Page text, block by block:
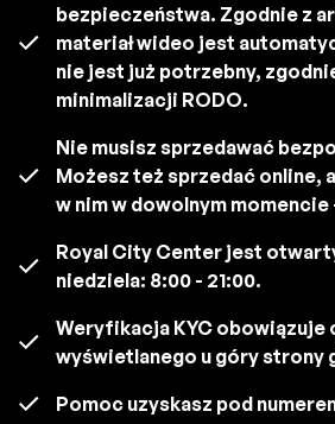
bezpieczeństwa. Zgodnie z
materiał wideo jest
nie jest już potrzebny,
minimalizacji RODO.
Nie musisz sprzedawać
Możesz też sprzedać online,
w nim w dowolnym momencie
Royal City Center jest
niedziela: 8:00 - 21:00.
Weryfikacja KYC obowiązuje
wyświetlanego u góry strony
Pomoc uzyskasz pod